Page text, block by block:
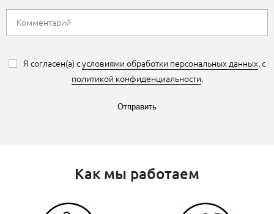
Я согласен(а) сусловиями обработки персональных данных, с
политикой конфиденциальности.
Отправить
Как мы работаем